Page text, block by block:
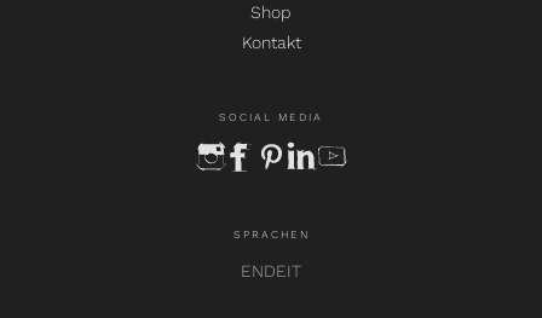
Shop
Kontakt
SOCIAL MEDIA
instagram
facebook
pinterest
linkedinyoutube
SPRACHEN
ENDEIT